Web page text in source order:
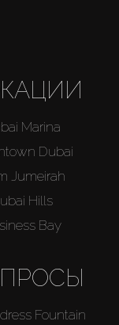
Marina
Dubai
Jumeirah
Hills
Bay
Fountain